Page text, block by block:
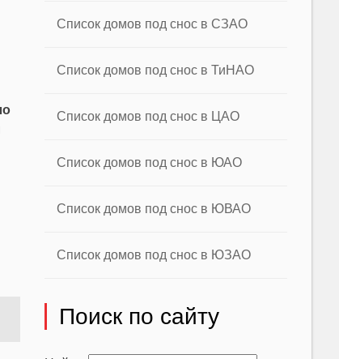
Список домов под снос в СЗАО
Список домов под снос в ТиНАО
Список домов под снос в ЦАО
Список домов под снос в ЮАО
Список домов под снос в ЮВАО
Список домов под снос в ЮЗАО
Поиск по сайту